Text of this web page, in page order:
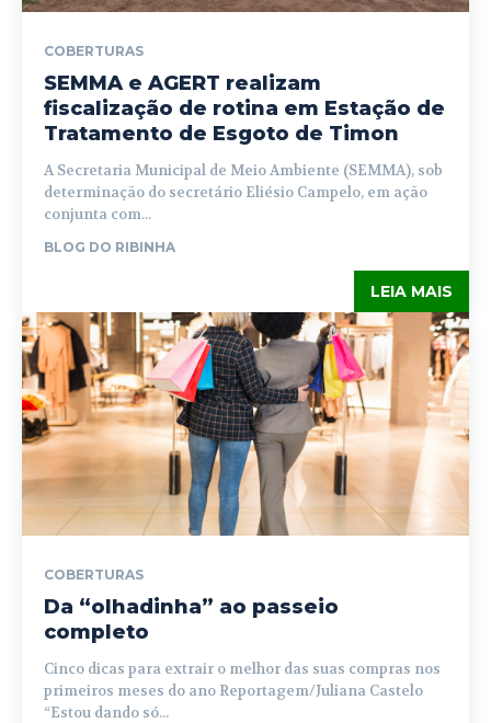
COBERTURAS
SEMMA e AGERT realizam
fiscalização de rotina em Estação de
Tratamento de Esgoto de Timon
A Secretaria Municipal de Meio Ambiente (SEMMA), sob
determinação do secretário Eliésio Campelo, em ação
conjunta com...
BLOG DO RIBINHA
LEIA MAIS
COBERTURAS
Da “olhadinha” ao passeio
completo
Cinco dicas para extrair o melhor das suas compras nos
primeiros meses do ano Reportagem/Juliana Castelo
“Estou dando só...